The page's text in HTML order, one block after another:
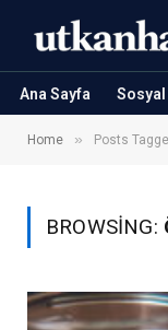
Ana Sayfa Sosyal
Home » Posts
BROWSING: